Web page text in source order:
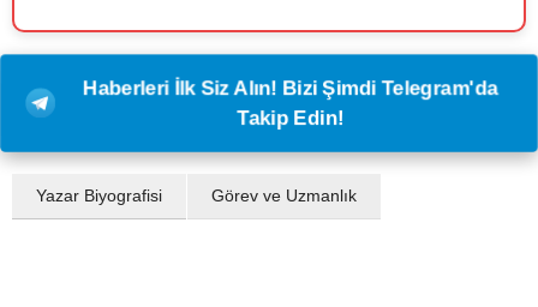
Haberleri İlk Siz Alın! Bizi Şimdi Telegram'da
Takip Edin!
Yazar Biyografisi Görev ve Uzmanlık